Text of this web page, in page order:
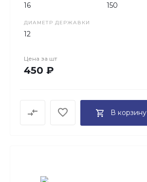
16 150
ДИАМЕТР ДЕРЖАВКИ
12
Цена за шт
450 ₽
В корзину